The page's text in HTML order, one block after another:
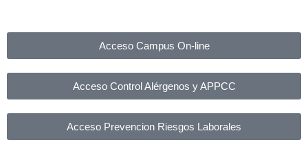
Acceso Campus On-line
Acceso Control Alérgenos y APPCC
Acceso Prevencion Riesgos Laborales